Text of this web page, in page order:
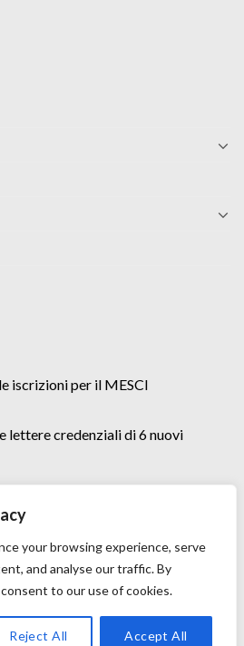
your browsing experience, serve
and analyse our traffic. By
to our use of cookies.
Reject All Accept All
iscrizioni per il MESCI
lettere credenziali di 6 nuovi
Ambasciatori